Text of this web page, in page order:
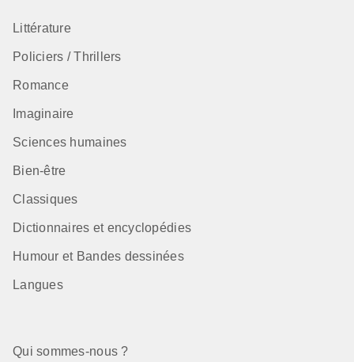
Littérature
Policiers / Thrillers
Romance
Imaginaire
Sciences humaines
Bien-être
Classiques
Dictionnaires et encyclopédies
Humour et Bandes dessinées
Langues
Qui sommes-nous ?